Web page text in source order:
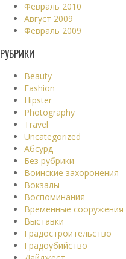
Февраль 2010
Август 2009
Февраль 2009
РУБРИКИ
Beauty
Fashion
Hipster
Photography
Travel
Uncategorized
Абсурд
Без рубрики
Воинские захоронения
Вокзалы
Воспоминания
Временные сооружения
Выставки
Градостроительство
Градоубийство